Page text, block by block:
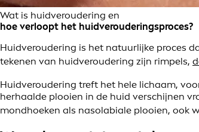
Wat is huidveroudering en
hoe verloopt het huidverouderingsproces?
Huidveroudering is het natuurlijke proces
tekenen van huidveroudering zijn rimpels,
Huidveroudering treft het hele lichaam,
herhaalde plooien in de huid verschijnen
mondhoeken als nasolabiale plooien, ook